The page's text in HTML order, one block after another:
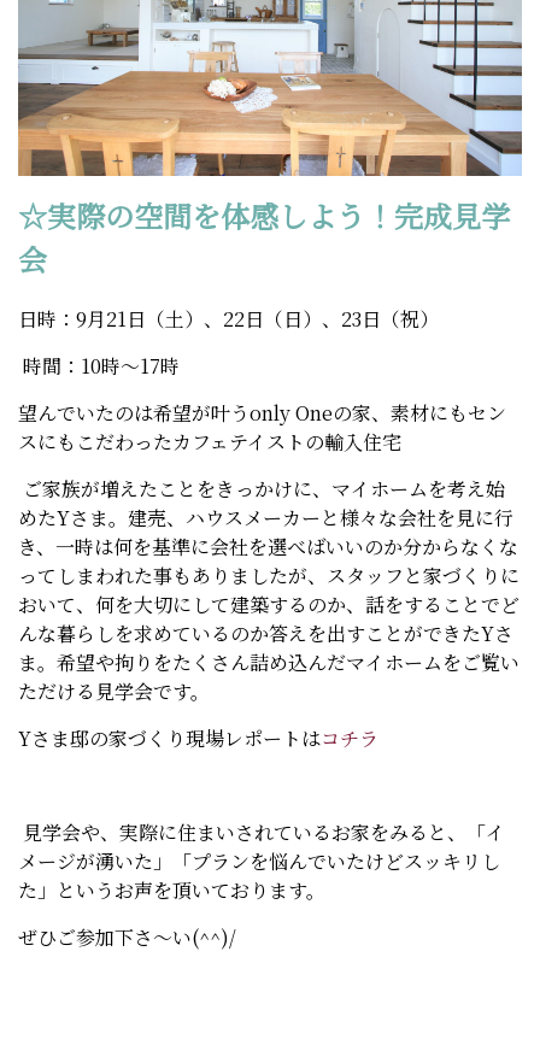
☆実際の空間を体感しよう！完成見学
会
日時：9月21日（土）、22日（日）、23日（祝）
時間：10時～17時
望んでいたのは希望が叶うonly Oneの家、素材にもセン
スにもこだわったカフェテイストの輸入住宅
ご家族が増えたことをきっかけに、マイホームを考え始
めたYさま。建売、ハウスメーカーと様々な会社を見に行
き、一時は何を基準に会社を選べばいいのか分からなくな
ってしまわれた事もありましたが、スタッフと家づくりに
おいて、何を大切にして建築するのか、話をすることでど
んな暮らしを求めているのか答えを出すことができたYさ
ま。希望や拘りをたくさん詰め込んだマイホームをご覧い
ただける見学会です。
Yさま邸の家づくり現場レポートはコチラ
見学会や、実際に住まいされているお家をみると、「イ
メージが湧いた」「プランを悩んでいたけどスッキリし
た」というお声を頂いております。
ぜひご参加下さ～い(^^)/